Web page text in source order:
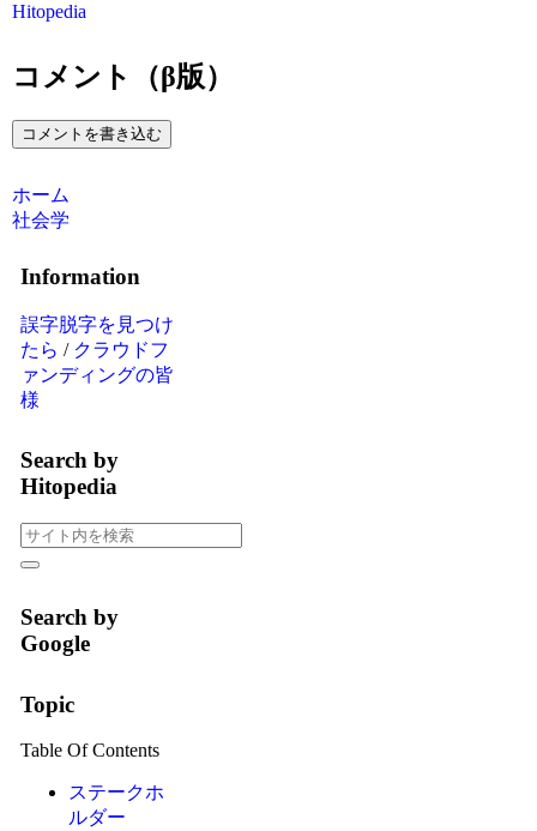
Hitopedia
コメント（β版）
コメントを書き込む
ホーム
社会学
Information
誤字脱字を見つけ
たら / クラウドフ
ァンディングの皆
様
Search by
Hitopedia
Search by
Google
Topic
Table Of Contents
ステークホ
ルダー